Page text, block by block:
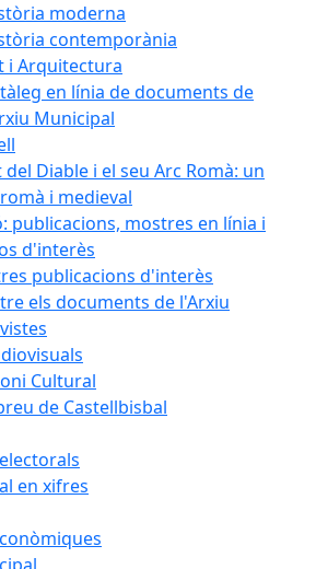
moderna
contemporània
i Arquitectura
en línia de documents de
Municipal
del Diable i el seu Arc Romà: un
i medieval
publicacions, mostres en línia i
d'interès
publicacions d'interès
els documents de l'Arxiu
Cultural
de Castellbisbal
en xifres